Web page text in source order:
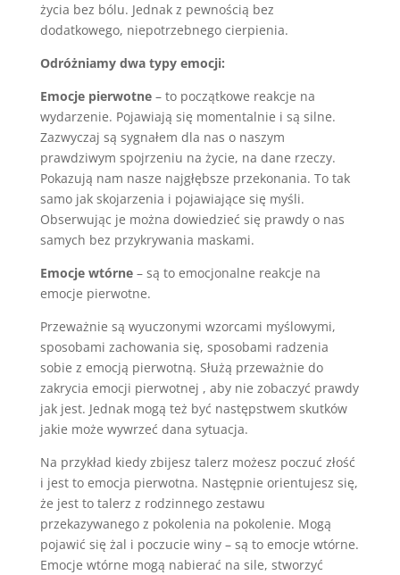
życia bez bólu. Jednak z pewnością bez
dodatkowego, niepotrzebnego cierpienia.
Odróżniamy dwa typy emocji:
Emocje pierwotne– to początkowe reakcje na
wydarzenie. Pojawiają się momentalnie i są silne.
Zazwyczaj są sygnałem dla nas o naszym
prawdziwym spojrzeniu na życie, na dane rzeczy.
Pokazują nam nasze najgłębsze przekonania. To tak
samo jak skojarzenia i pojawiające się myśli.
Obserwując je można dowiedzieć się prawdy o nas
samych bez przykrywania maskami.
Emocje wtórne– są to emocjonalne reakcje na
emocje pierwotne.
Przeważnie są wyuczonymi wzorcami myślowymi,
sposobami zachowania się, sposobami radzenia
sobie z emocją pierwotną. Służą przeważnie do
zakrycia emocji pierwotnej , aby nie zobaczyć prawdy
jak jest. Jednak mogą też być następstwem skutków
jakie może wywrzeć dana sytuacja.
Na przykład kiedy zbijesz talerz możesz poczuć złość
i jest to emocja pierwotna. Następnie orientujesz się,
że jest to talerz z rodzinnego zestawu
przekazywanego z pokolenia na pokolenie. Mogą
pojawić się żal i poczucie winy – są to emocje wtórne.
Emocje wtórne mogą nabierać na sile, stworzyć